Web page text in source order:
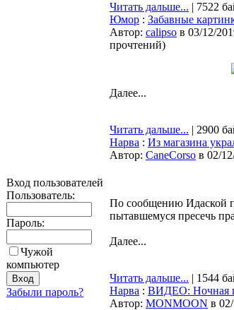
Вход пользователей
Пользователь:
Пароль:
Чужой
компьютер
Забыли пароль?
Читать дальше... | 7522
Юмор : Забавные
Автор: calipso в 03/12/
прочтений)
Далее...
Читать дальше... | 2900
Нарва : Из магазина
Автор: CaneCorso в 02/
По сообщению Идаской
пытавшемуся пресечь
Далее...
Читать дальше... | 1544
Нарва : ВИДЕО: Ночная
Автор: MONMOON в